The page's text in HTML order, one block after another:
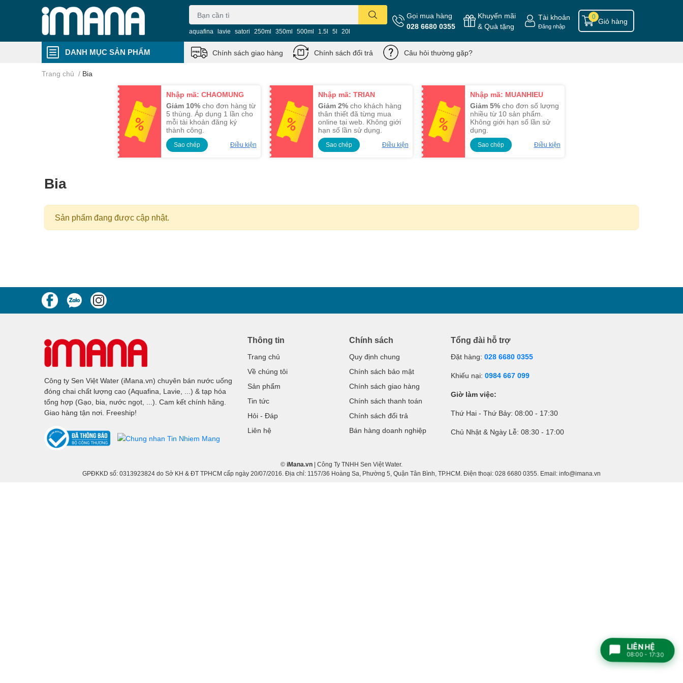
aquafina lavie satori 250ml 350ml 500ml 1.5l 5l 20l
Gọi mua hàng
028 6680 0355
Khuyến mãi
& Quà tặng
Tài khoản
Đăng nhập
Giỏ hàng
0
DANH MỤC SẢN PHẨM Chính sách giao hàng Chính sách đổi trả Câu hỏi thường gặp?
Trang chủ / Bia
Nhập mã: CHAOMUNG
Giảm 10%cho đơn hàng từ
5 thùng. Áp dụng 1 lần cho
mỗi tài khoản đăng ký
thành công.
Sao chép Điều kiện
Nhập mã: TRIAN
Giảm 2%cho khách hàng
thân thiết đã từng mua
online tại web. Không giới
hạn số lần sử dụng.
Sao chép Điều kiện
Nhập mã: MUANHIEU
Giảm 5%cho đơn số lượng
nhiều từ 10 sản phẩm.
Không giới hạn số lần sử
dụng.
Sao chép Điều kiện
Bia
Sản phẩm đang được cập nhật.
Công ty Sen Việt Water (iMana.vn) chuyên bán nước uống
đóng chai chất lượng cao (Aquafina, Lavie, ...) & tạp hóa
tổng hợp (Gạo, bia, nước ngọt, ...). Cam kết chính hãng.
Giao hàng tận nơi. Freeship!
Thông tin
Trang chủ
Về chúng tôi
Sản phẩm
Tin tức
Hỏi - Đáp
Liên hệ
Chính sách
Quy định chung
Chính sách bảo mật
Chính sách giao hàng
Chính sách thanh toán
Chính sách đổi trả
Bán hàng doanh nghiệp
Tổng đài hỗ trợ
Đặt hàng: 028 6680 0355
Khiếu nại: 0984 667 099
Giờ làm việc:
Thứ Hai - Thứ Bảy: 08:00 - 17:30
Chủ Nhật & Ngày Lễ: 08:30 - 17:00
© iMana.vn | Công Ty TNHH Sen Việt Water.
GPĐKKD số: 0313923824 do Sở KH & ĐT TPHCM cấp ngày 20/07/2016. Địa chỉ: 1157/36 Hoàng Sa, Phường 5, Quận Tân Bình, TP.HCM. Điện thoại: 028 6680 0355. Email: info@imana.vn
LIÊN HỆ
08:00 - 17:30